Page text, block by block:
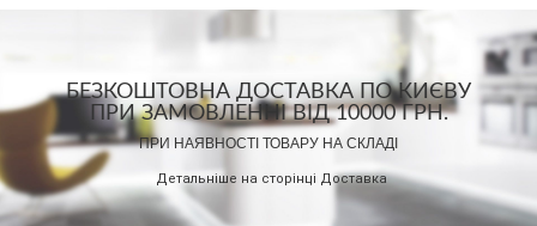
БЕЗКОШТОВНА ДОСТАВКА ПО КИЄВУ
ПРИ ЗАМОВЛЕННІ ВІД 10000 ГРН.
ПРИ НАЯВНОСТІ ТОВАРУ НА СКЛАДІ
Детальніше на сторінці Доставка